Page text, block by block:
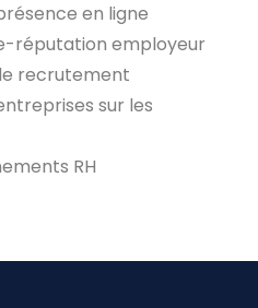
en ligne
réputation employeur
recrutement
sur les
RH